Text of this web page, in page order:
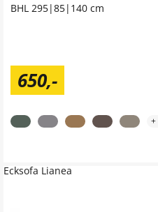
BHL 295|85|140 cm
650,-
+
Ecksofa Lianea